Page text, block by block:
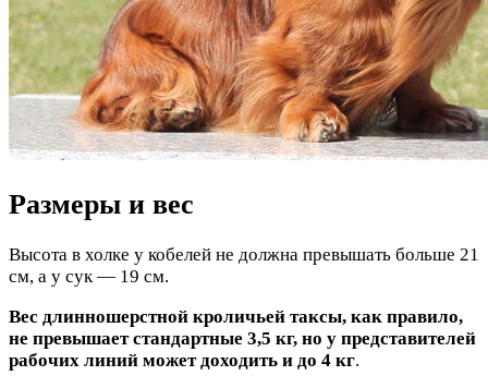
Размеры и вес
Высота в холке у кобелей не должна превышать больше 21
см, а у сук — 19 см.
Вес длинношерстной кроличьей таксы, как правило,
не превышает стандартные 3,5 кг, но у представителей
рабочих линий может доходить и до 4 кг.